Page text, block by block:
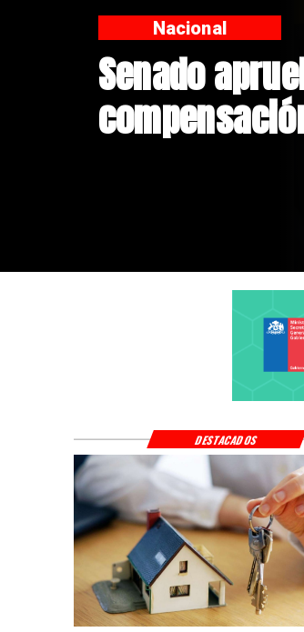
Proyecto de
beneficio
vivienda:
Nacional
DESTACADOS